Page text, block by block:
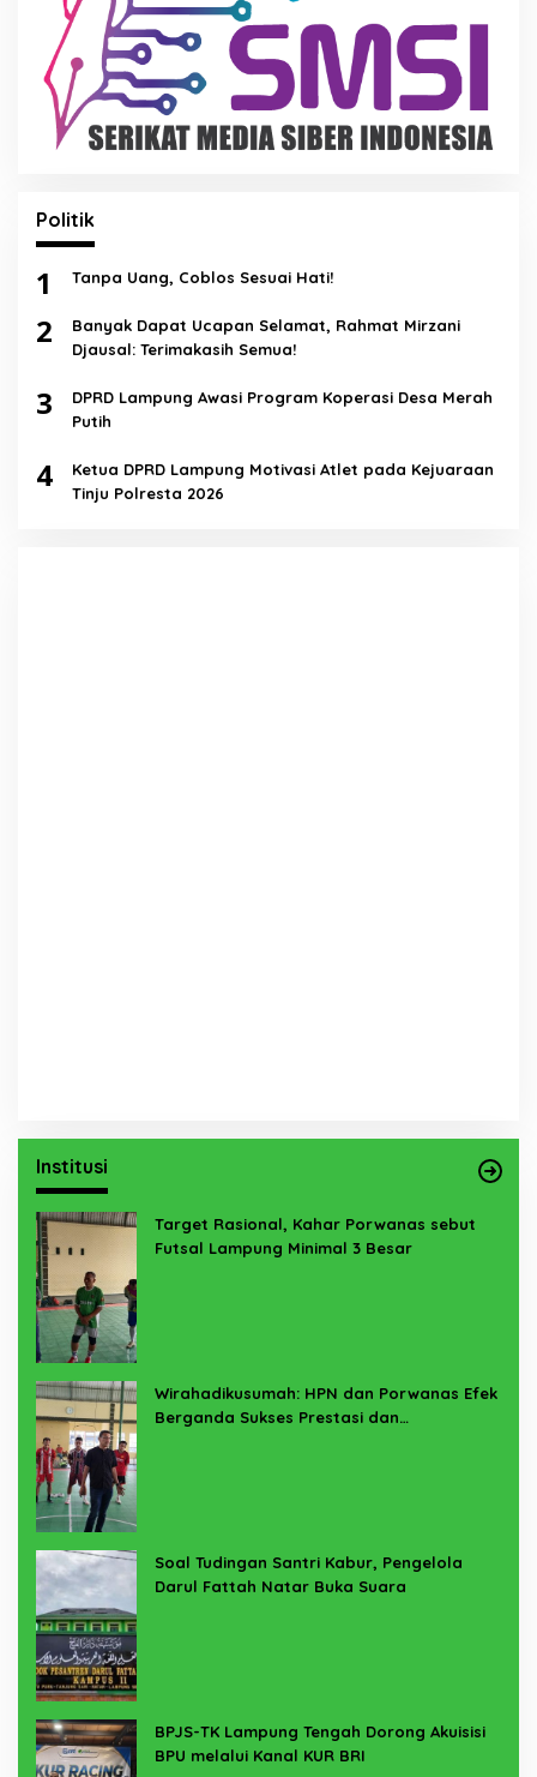
Politik
1 Tanpa Uang, Coblos Sesuai Hati!
2
Banyak Dapat Ucapan Selamat, Rahmat Mirzani
Djausal: Terimakasih Semua!
3
DPRD Lampung Awasi Program Koperasi Desa Merah
Putih
4
Ketua DPRD Lampung Motivasi Atlet pada Kejuaraan
Tinju Polresta 2026
Institusi
Target Rasional, Kahar Porwanas sebut
Futsal Lampung Minimal 3 Besar
Wirahadikusumah: HPN dan Porwanas Efek
Berganda Sukses Prestasi dan
Soal Tudingan Santri Kabur, Pengelola
Darul Fattah Natar Buka Suara
BPJS-TK Lampung Tengah Dorong Akuisisi
BPU melalui Kanal KUR BRI